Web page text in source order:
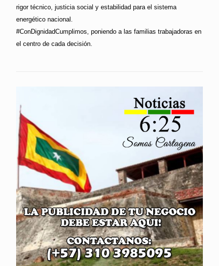
rigor técnico, justicia social y estabilidad para el sistema
energético nacional.
#ConDignidadCumplimos, poniendo a las familias trabajadoras en
el centro de cada decisión.